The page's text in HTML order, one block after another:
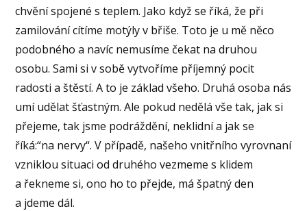
chvění spojené s teplem. Jako když se říká, že při
zamilování cítíme motýly v břiše. Toto je u mě něco
podobného a navíc nemusíme čekat na druhou
osobu. Sami si v sobě vytvoříme příjemný pocit
radosti a štěstí. A to je základ všeho. Druhá osoba nás
umí udělat šťastným. Ale pokud nedělá vše tak, jak si
přejeme, tak jsme podráždění, neklidní a jak se
říká:“na nervy“. V případě, našeho vnitřního vyrovnaní
vzniklou situaci od druhého vezmeme s klidem
a řekneme si, ono ho to přejde, má špatný den
a jdeme dál.